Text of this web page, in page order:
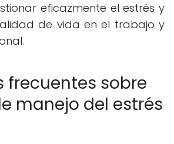
eficazmente el estrés y
de vida en el trabajo y
frecuentes sobre
manejo del estrés